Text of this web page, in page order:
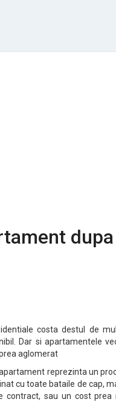
costa destul de
Dar si apartamentele
aglomerat
reprezinta un
cu toate bataile de cap,
sau un cost prea